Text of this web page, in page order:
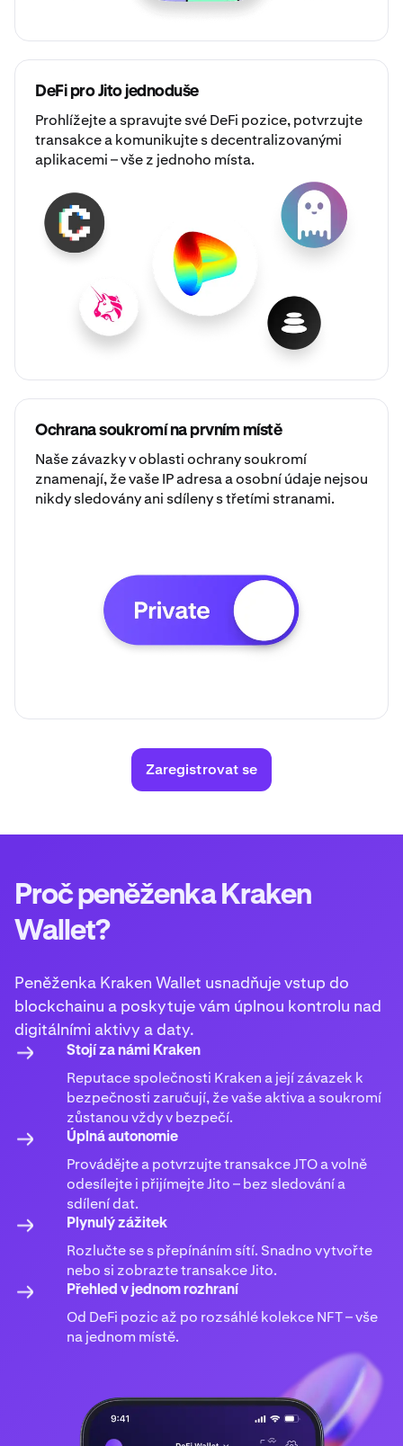
DeFi pro Jito jednoduše
Prohlížejte a spravujte své DeFi pozice, potvrzujte
transakce a komunikujte s decentralizovanými
aplikacemi – vše z jednoho místa.
Ochrana soukromí na prvním místě
Naše závazky v oblasti ochrany soukromí
znamenají, že vaše IP adresa a osobní údaje nejsou
nikdy sledovány ani sdíleny s třetími stranami.
Zaregistrovat se
Proč peněženka Kraken
Wallet?
Peněženka Kraken Wallet usnadňuje vstup do
blockchainu a poskytuje vám úplnou kontrolu nad
digitálními aktivy a daty.
Stojí za námi Kraken
Reputace společnosti Kraken a její závazek k
bezpečnosti zaručují, že vaše aktiva a soukromí
zůstanou vždy v bezpečí.
Úplná autonomie
Provádějte a potvrzujte transakce JTO a volně
odesílejte i přijímejte Jito – bez sledování a
sdílení dat.
Plynulý zážitek
Rozlučte se s přepínáním sítí. Snadno vytvořte
nebo si zobrazte transakce Jito.
Přehled v jednom rozhraní
Od DeFi pozic až po rozsáhlé kolekce NFT – vše
na jednom místě.